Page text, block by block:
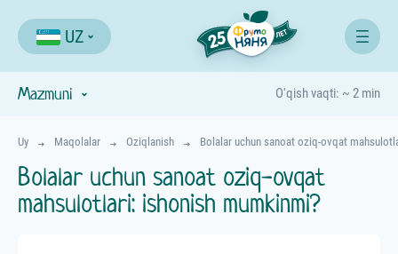
UZ
Uy Maqolalar Oziqlanish Bolalar uchun sanoat oziq-ovqat
Bolalar uchun sanoat oziq-ovqat
mahsulotlari: ishonish mumkinmi?
Mazmuni O'qish vaqti: ~ 2 min